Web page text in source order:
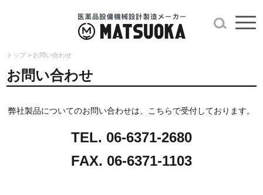
トップ > お問い合わせ
お問い合わせ
弊社製品についてのお問い合わせは、こちらで受付しております。
TEL. 06-6371-2680
FAX. 06-6371-1103